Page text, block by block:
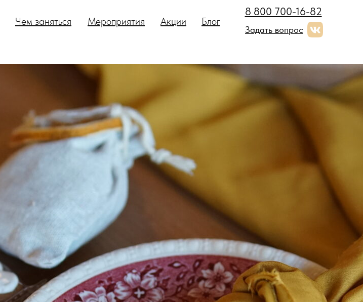
Блог
8 800 700-16-82
Мероприятия Акции
Чем заняться
Задать вопрос